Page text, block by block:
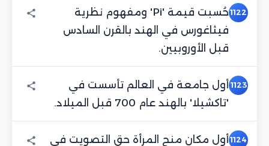
1122
حُسبت قيمة 'Pi' ومفهوم نظرية
فيثاغورس في الهند بالقرن السادس
قبل الأوروبيين.
1123 أول جامعة في العالم تأسست في
'تاكشيلا' بالهند عام 700 قبل الميلاد.
1124أول مكان منح المرأة حق التصويت في